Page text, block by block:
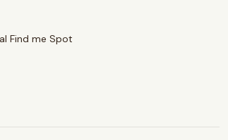
Find me Spot